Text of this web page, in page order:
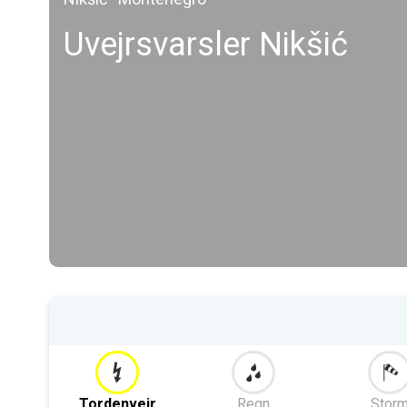
Uvejrsvarsler Nikšić